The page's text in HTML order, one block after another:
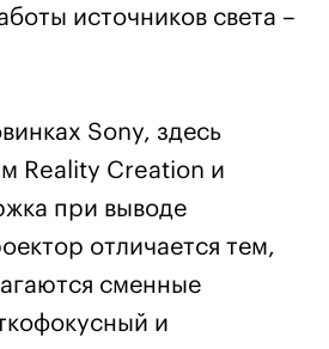
источников света –
Sony, здесь
Reality Creation и
при выводе
отличается тем,
сменные
и